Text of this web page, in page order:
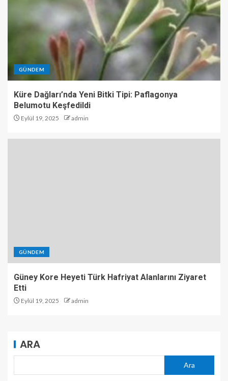
GÜNDEM
Küre Dağları’nda Yeni Bitki Tipi: Paflagonya
Belumotu Keşfedildi
Eylül 19, 2025 admin
GÜNDEM
Güney Kore Heyeti Türk Hafriyat Alanlarını Ziyaret
Etti
Eylül 19, 2025 admin
ARA
Ara